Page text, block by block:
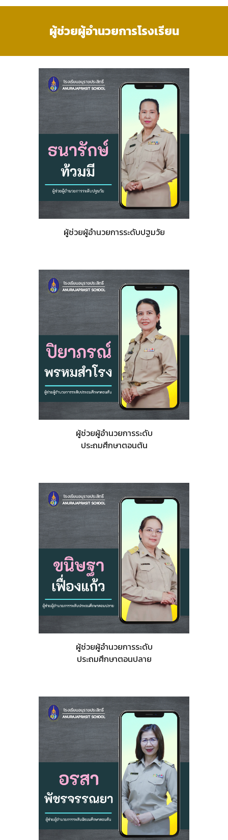
ผู้ช่วยผู้อำนวยการโรงเรียน
ผู้ช่วยผู้อำนวยการระดับปฐมวัย
ผู้ช่วยผู้อำนวยการระดับ
ประถมศึกษาตอนต้น
ผู้ช่วยผู้อำนวยการระดับ
ประถมศึกษาตอนปลาย